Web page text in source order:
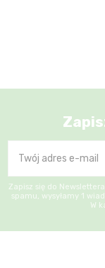
Zapisz się do
spamu, wysyłamy 1
W